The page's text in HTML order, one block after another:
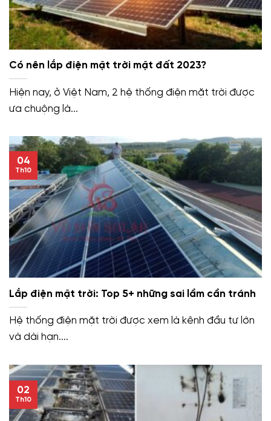
Có nên lắp điện mặt trời mặt đất 2023?
Hiện nay, ở Việt Nam, 2 hệ thống điện mặt trời được
ưa chuộng là...
Lắp điện mặt trời: Top 5+ những sai lầm cần tránh
Hệ thống điện mặt trời được xem là kênh đầu tư lớn
và dài hạn....
04
Th10
02
Th10